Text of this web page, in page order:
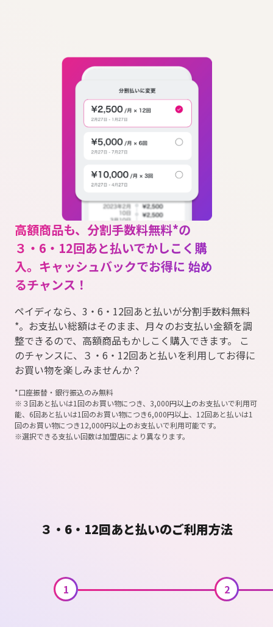
高額商品も、分割手数料無料*の
３・6・12回あと払いでかしこく購
入。キャッシュバックでお得に 始め
るチャンス！
ペイディなら、3・6・12回あと払いが分割手数料無料
*。お支払い総額はそのまま、月々のお支払い金額を調
整できるので、高額商品もかしこく購入できます。 こ
のチャンスに、３・6・12回あと払いを利用してお得に
お買い物を楽しみませんか？
*口座振替・銀行振込のみ無料
※３回あと払いは1回のお買い物につき、3,000円以上のお支払いで利用可
能、6回あと払いは1回のお買い物につき6,000円以上、12回あと払いは1
回のお買い物につき12,000円以上のお支払いで利用可能です。
※選択できる支払い回数は加盟店により異なります。
３・6・12回あと払いのご利用方法
1 2